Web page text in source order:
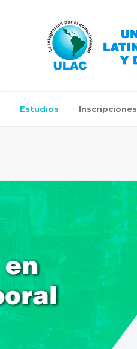
Estudios Inscripciones